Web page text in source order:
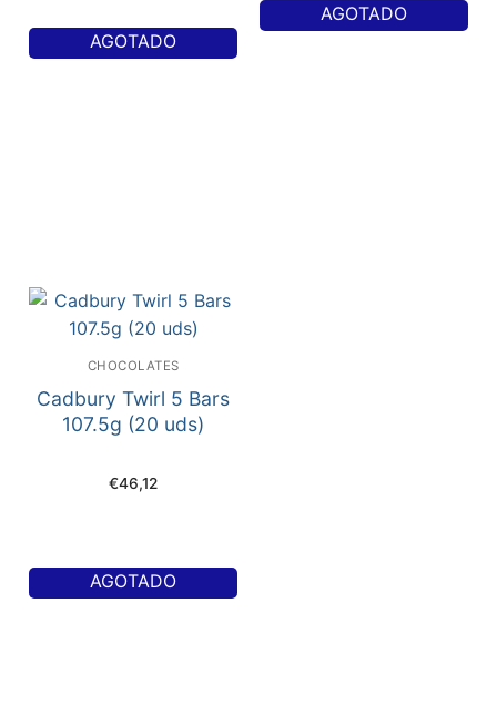
AGOTADO
AGOTADO
CHOCOLATES
Cadbury Twirl 5 Bars
107.5g (20 uds)
€46,12
AGOTADO